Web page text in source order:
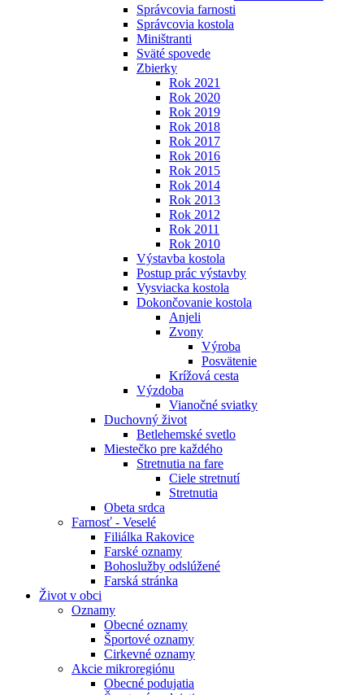
Správcovia farnosti
Správcovia kostola
Miništranti
Sväté spovede
Zbierky
Rok 2021
Rok 2020
Rok 2019
Rok 2018
Rok 2017
Rok 2016
Rok 2015
Rok 2014
Rok 2013
Rok 2012
Rok 2011
Rok 2010
Výstavba kostola
Postup prác výstavby
Vysviacka kostola
Dokončovanie kostola
Anjeli
Zvony
Výroba
Posvätenie
Krížová cesta
Výzdoba
Vianočné sviatky
Duchovný život
Betlehemské svetlo
Miestečko pre každého
Stretnutia na fare
Ciele stretnutí
Stretnutia
Obeta srdca
Farnosť - Veselé
Filiálka Rakovice
Farské oznamy
Bohoslužby odslúžené
Farská stránka
Život v obci
Oznamy
Obecné oznamy
Športové oznamy
Cirkevné oznamy
Akcie mikroregiónu
Obecné podujatia